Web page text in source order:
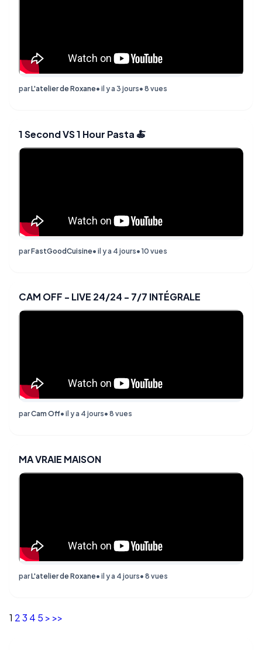
parL'atelier de Roxane• il y a 3 jours• 8 vues
1 Second VS 1 Hour Pasta 🍝
parFastGoodCuisine• il y a 4 jours• 10 vues
CAM OFF - LIVE 24/24 - 7/7 INTÉGRALE
parCam Off• il y a 4 jours• 8 vues
MA VRAIE MAISON
parL'atelier de Roxane• il y a 4 jours• 8 vues
1 23 4 5 > >>